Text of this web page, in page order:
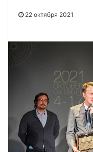
22 октября 2021